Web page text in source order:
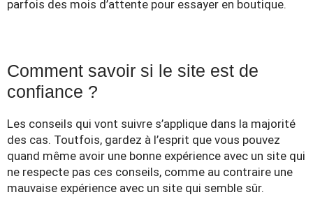
parfois des mois d’attente pour essayer en boutique.
Comment savoir si le site est de
confiance ?
Les conseils qui vont suivre s’applique dans la majorité
des cas. Toutfois, gardez à l’esprit que vous pouvez
quand même avoir une bonne expérience avec un site qui
ne respecte pas ces conseils, comme au contraire une
mauvaise expérience avec un site qui semble sûr.